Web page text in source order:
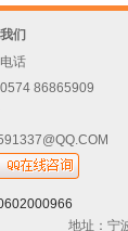
们
话
86865909
地址：宁